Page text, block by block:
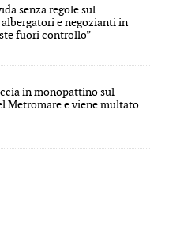
senza regole sul
e negozianti in
fuori controllo”
in monopattino sul
Metromare e viene multato